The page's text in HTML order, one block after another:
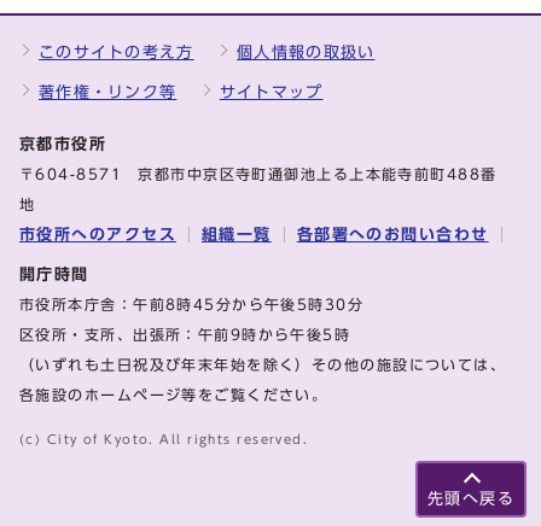
先頭へ戻る
このサイトの考え方 個人情報の取扱い
著作権・リンク等 サイトマップ
京都市役所
〒604-8571 京都市中京区寺町通御池上る上本能寺前町488番
地
市役所へのアクセス 組織一覧 各部署へのお問い合わせ
開庁時間
市役所本庁舎：午前8時45分から午後5時30分
区役所・支所、出張所：午前9時から午後5時
（いずれも土日祝及び年末年始を除く）その他の施設については、
各施設のホームページ等をご覧ください。
(c) City of Kyoto. All rights reserved.